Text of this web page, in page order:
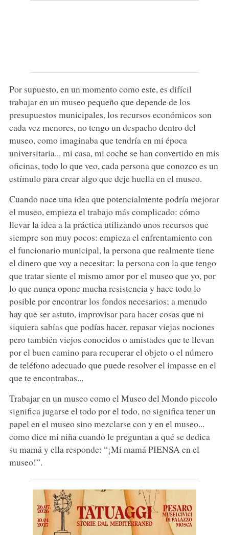
Por supuesto, en un momento como este, es difícil
trabajar en un museo pequeño que depende de los
presupuestos municipales, los recursos económicos son
cada vez menores, no tengo un despacho dentro del
museo, como imaginaba que tendría en mi época
universitaria... mi casa, mi coche se han convertido en mis
oficinas, todo lo que veo, cada persona que conozco es un
estímulo para crear algo que deje huella en el museo.
Cuando nace una idea que potencialmente podría mejorar
el museo, empieza el trabajo más complicado: cómo
llevar la idea a la práctica utilizando unos recursos que
siempre son muy pocos: empieza el enfrentamiento con
el funcionario municipal, la persona que realmente tiene
el dinero que voy a necesitar: la persona con la que tengo
que tratar siente el mismo amor por el museo que yo, por
lo que nunca opone mucha resistencia y hace todo lo
posible por encontrar los fondos necesarios; a menudo
hay que ser astuto, improvisar para hacer cosas que ni
siquiera sabías que podías hacer, repasar viejas nociones
pero también viejos conocidos o amistades que te llevan
por el buen camino para recuperar el objeto o el número
de teléfono adecuado que puede resolver el impasse en el
que te encontrabas...
Trabajar en un museo como el Museo del Mondo piccolo
significa jugarse el todo por el todo, no significa tener un
papel en el museo sino mezclarse con y en el museo...
como dice mi niña cuando le preguntan a qué se dedica
su mamá y ella responde: “¡Mi mamá PIENSA en el
museo!”.